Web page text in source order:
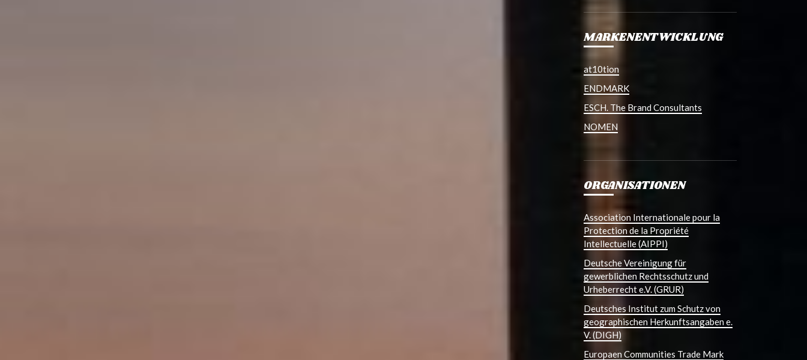
MARKENENTWICKLUNG
at10tion
ENDMARK
ESCH. The Brand Consultants
NOMEN
ORGANISATIONEN
Association Internationale pour la
Protection de la Propriété
Intellectuelle (AIPPI)
Deutsche Vereinigung für
gewerblichen Rechtsschutz und
Urheberrecht e.V. (GRUR)
Deutsches Institut zum Schutz von
geographischen Herkunftsangaben e.
V. (DIGH)
Europaen Communities Trade Mark